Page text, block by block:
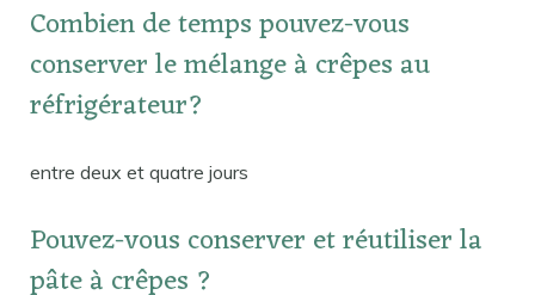
Combien de temps pouvez-vous
conserver le mélange à crêpes au
réfrigérateur?
entre deux et quatre jours
Pouvez-vous conserver et réutiliser la
pâte à crêpes ?